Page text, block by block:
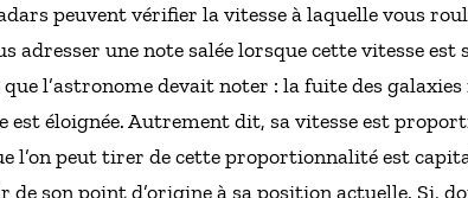
peuvent vérifier la vitesse à laquelle vous
adresser une note salée lorsque cette vitesse est
l’astronome devait noter : la fuite des
est éloignée. Autrement dit, sa vitesse est
l’on peut tirer de cette proportionnalité est
son point d’origine à sa position actuelle. Si,